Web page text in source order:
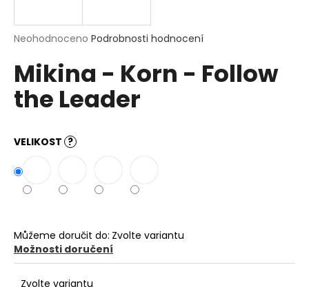
Průměrné
produktu
je
0,0
z
Neohodnoceno Podrobnosti hodnocení
Mikina - Korn - Follow
the Leader
VELIKOST ?
Můžeme doručit do: Zvolte variantu
Možnosti doručení
Zvolte variantu
j
t
?
HLEDAT
o
p
o